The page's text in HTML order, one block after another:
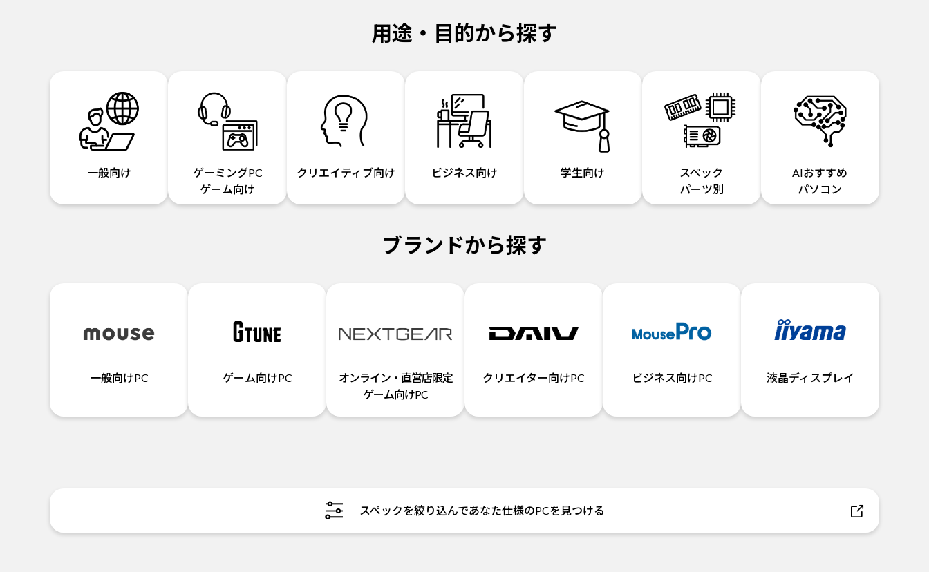
用途・目的から探す
一般向け
ゲーミングPC
ゲーム向け
クリエイティブ向け ビジネス向け 学生向け
スペック
パーツ別
AIおすすめ
パソコン
ブランドから探す
一般向けPC ゲーム向けPC
オンライン・直営店限定
ゲーム向けPC
クリエイター向けPC ビジネス向けPC 液晶ディスプレイ
スペックを絞り込んであなた仕様のPCを見つける